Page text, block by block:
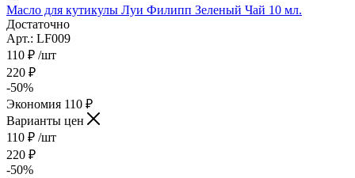
Масло для кутикулы Луи Филипп Зеленый Чай 10 мл.
Достаточно
Арт.: LF009
110 ₽ /шт
220 ₽
-50%
Экономия 110 ₽
Варианты цен
110 ₽ /шт
220 ₽
-50%